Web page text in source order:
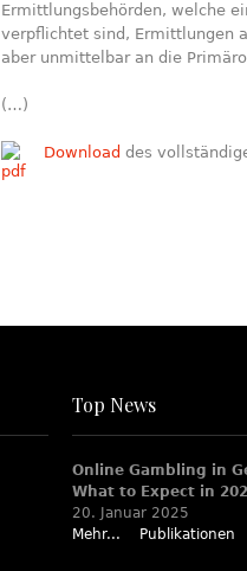
Ermittlungsbehörden, welche
verpflichtet sind, Ermittlungen
aber unmittelbar an die
(…)
Download des
Top News
Online Gambling in
What to Expect in
20. Januar 2025
Mehr...
Publikationen